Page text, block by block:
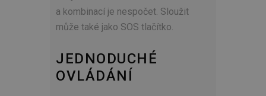
a kombinací je nespočet. Sloužit
může také jako SOS tlačítko.
JEDNODUCHÉ
OVLÁDÁNÍ